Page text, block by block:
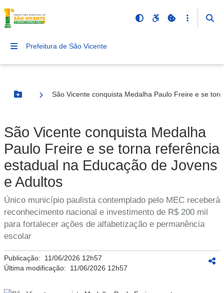
Prefeitura de São Vicente
Botão Menu
São Vicente conquista Medalha Paulo Freire e se
São Vicente conquista Medalha
Paulo Freire e se torna referência
estadual na Educação de Jovens
e Adultos
Único município paulista contemplado pelo MEC receberá
reconhecimento nacional e investimento de R$ 200 mil
para fortalecer ações de alfabetização e permanência
escolar
Publicação: 11/06/2026 12h57
Última modificação: 11/06/2026 12h57